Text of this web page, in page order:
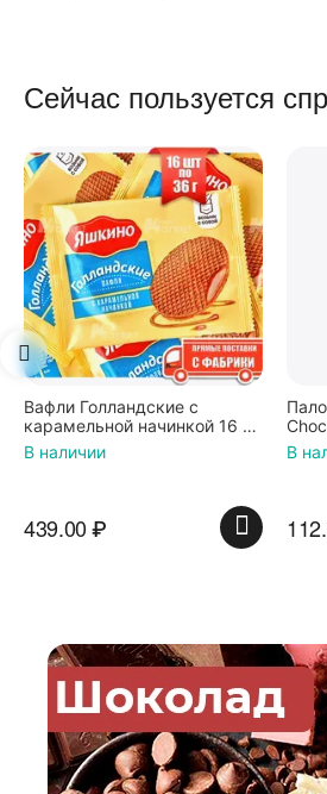
Сейчас пользуется
Палочки бисквитные Pocky
Choco Banana 25гр
В наличии
112.00₽
В